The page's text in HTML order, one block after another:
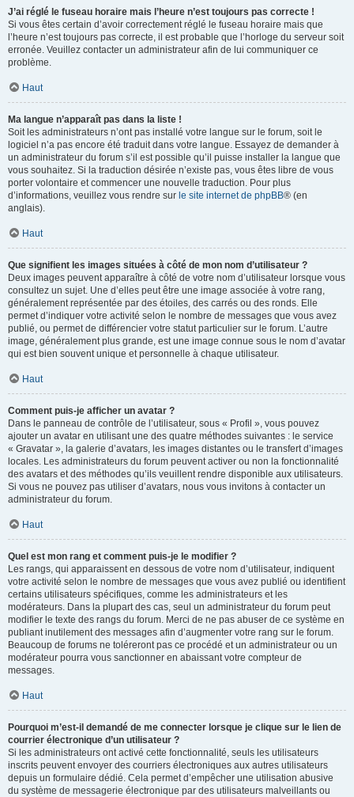
J’ai réglé le fuseau horaire mais l’heure n’est toujours pas correcte !
Si vous êtes certain d’avoir correctement réglé le fuseau horaire mais que
l’heure n’est toujours pas correcte, il est probable que l’horloge du serveur soit
erronée. Veuillez contacter un administrateur afin de lui communiquer ce
problème.
Haut
Ma langue n’apparaît pas dans la liste !
Soit les administrateurs n’ont pas installé votre langue sur le forum, soit le
logiciel n’a pas encore été traduit dans votre langue. Essayez de demander à
un administrateur du forum s’il est possible qu’il puisse installer la langue que
vous souhaitez. Si la traduction désirée n’existe pas, vous êtes libre de vous
porter volontaire et commencer une nouvelle traduction. Pour plus
d’informations, veuillez vous rendre sur le site internet de phpBB® (en
anglais).
Haut
Que signifient les images situées à côté de mon nom d’utilisateur ?
Deux images peuvent apparaître à côté de votre nom d’utilisateur lorsque vous
consultez un sujet. Une d’elles peut être une image associée à votre rang,
généralement représentée par des étoiles, des carrés ou des ronds. Elle
permet d’indiquer votre activité selon le nombre de messages que vous avez
publié, ou permet de différencier votre statut particulier sur le forum. L’autre
image, généralement plus grande, est une image connue sous le nom d’avatar
qui est bien souvent unique et personnelle à chaque utilisateur.
Haut
Comment puis-je afficher un avatar ?
Dans le panneau de contrôle de l’utilisateur, sous « Profil », vous pouvez
ajouter un avatar en utilisant une des quatre méthodes suivantes : le service
« Gravatar », la galerie d’avatars, les images distantes ou le transfert d’images
locales. Les administrateurs du forum peuvent activer ou non la fonctionnalité
des avatars et des méthodes qu’ils veuillent rendre disponible aux utilisateurs.
Si vous ne pouvez pas utiliser d’avatars, nous vous invitons à contacter un
administrateur du forum.
Haut
Quel est mon rang et comment puis-je le modifier ?
Les rangs, qui apparaissent en dessous de votre nom d’utilisateur, indiquent
votre activité selon le nombre de messages que vous avez publié ou identifient
certains utilisateurs spécifiques, comme les administrateurs et les
modérateurs. Dans la plupart des cas, seul un administrateur du forum peut
modifier le texte des rangs du forum. Merci de ne pas abuser de ce système en
publiant inutilement des messages afin d’augmenter votre rang sur le forum.
Beaucoup de forums ne toléreront pas ce procédé et un administrateur ou un
modérateur pourra vous sanctionner en abaissant votre compteur de
messages.
Haut
Pourquoi m’est-il demandé de me connecter lorsque je clique sur le lien de
courrier électronique d’un utilisateur ?
Si les administrateurs ont activé cette fonctionnalité, seuls les utilisateurs
inscrits peuvent envoyer des courriers électroniques aux autres utilisateurs
depuis un formulaire dédié. Cela permet d’empêcher une utilisation abusive
du système de messagerie électronique par des utilisateurs malveillants ou